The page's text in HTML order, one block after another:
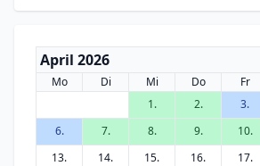
April 2026
Mo Di Mi Do Fr
1.
2. 3.
6.
7. 8. 9. 10.
13.
14. 15. 16. 17.